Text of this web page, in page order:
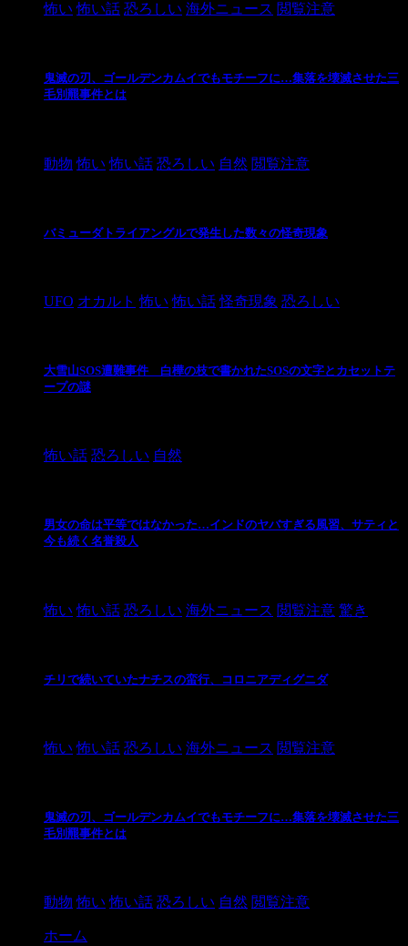
怖い 怖い話 恐ろしい 海外ニュース 閲覧注意
鬼滅の刃、ゴールデンカムイでもモチーフに…集落を壊滅させた三
毛別羆事件とは
動物 怖い 怖い話 恐ろしい 自然 閲覧注意
バミューダトライアングルで発生した数々の怪奇現象
UFO オカルト 怖い 怖い話 怪奇現象 恐ろしい
大雪山SOS遭難事件 白樺の枝で書かれたSOSの文字とカセットテ
ープの謎
怖い話 恐ろしい 自然
男女の命は平等ではなかった…インドのヤバすぎる風習、サティと
今も続く名誉殺人
怖い 怖い話 恐ろしい 海外ニュース 閲覧注意 驚き
チリで続いていたナチスの蛮行、コロニアディグニダ
怖い 怖い話 恐ろしい 海外ニュース 閲覧注意
鬼滅の刃、ゴールデンカムイでもモチーフに…集落を壊滅させた三
毛別羆事件とは
動物 怖い 怖い話 恐ろしい 自然 閲覧注意
ホーム